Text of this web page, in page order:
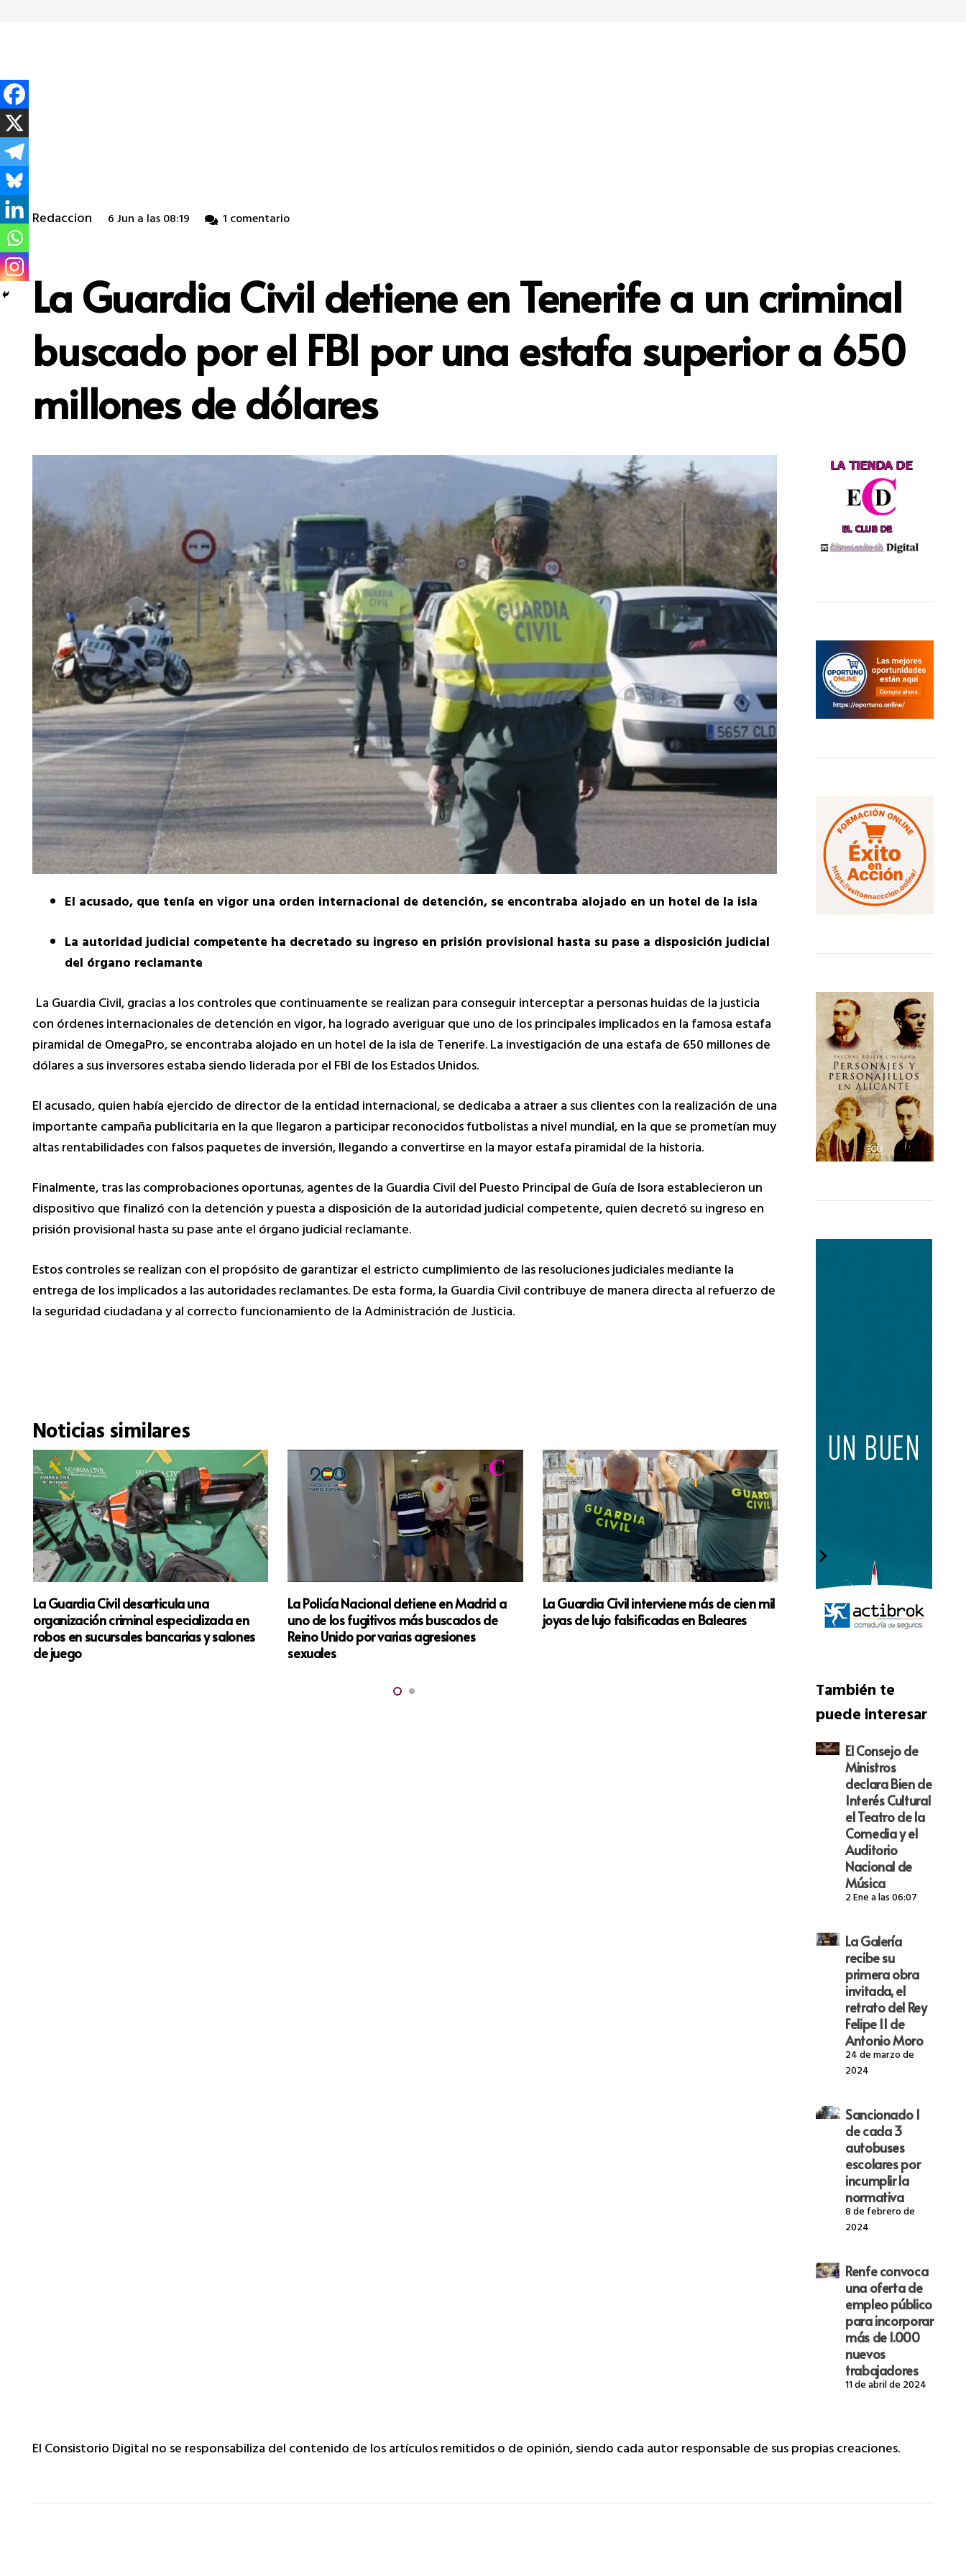
Redaccion 6 Jun a las 08:19 1comentario
La Guardia Civil detiene en Tenerife a un criminal
buscado por el FBI por una estafa superior a 650
millones de dólares
El acusado, que tenía en vigor una orden internacional de detención, se encontraba alojado en un hotel de la isla
La autoridad judicial competente ha decretado su ingreso en prisión provisional hasta su pase a disposición judicial
del órgano reclamante
La Guardia Civil, gracias a los controles que continuamente se realizan para conseguir interceptar a personas huidas de la justicia
con órdenes internacionales de detención en vigor, ha logrado averiguar que uno de los principales implicados en la famosa estafa
piramidal de OmegaPro, se encontraba alojado en un hotel de la isla de Tenerife. La investigación de una estafa de 650 millones de
dólares a sus inversores estaba siendo liderada por el FBI de los Estados Unidos.
El acusado, quien había ejercido de director de la entidad internacional, se dedicaba a atraer a sus clientes con la realización de una
importante campaña publicitaria en la que llegaron a participar reconocidos futbolistas a nivel mundial, en la que se prometían muy
altas rentabilidades con falsos paquetes de inversión, llegando a convertirse en la mayor estafa piramidal de la historia.
Finalmente, tras las comprobaciones oportunas, agentes de la Guardia Civil del Puesto Principal de Guía de Isora establecieron un
dispositivo que finalizó con la detención y puesta a disposición de la autoridad judicial competente, quien decretó su ingreso en
prisión provisional hasta su pase ante el órgano judicial reclamante.
Estos controles se realizan con el propósito de garantizar el estricto cumplimiento de las resoluciones judiciales mediante la
entrega de los implicados a las autoridades reclamantes. De esta forma, la Guardia Civil contribuye de manera directa al refuerzo de
la seguridad ciudadana y al correcto funcionamiento de la Administración de Justicia.
Noticias similares
La Guardia Civil desarticula una
organización criminal especializada en
robos en sucursales bancarias y salones
de juego
La Policía Nacional detiene en Madrid a
uno de los fugitivos más buscados de
Reino Unido por varias agresiones
sexuales
La Guardia Civil interviene más de cien mil
joyas de lujo falsificadas en Baleares
La Policía Nacional y los
d’Esquadra Devuelven un
También te
puede interesar
El Consejo de
Ministros
declara Bien de
Interés Cultural
el Teatro de la
Comedia y el
Auditorio
Nacional de
Música
2 Ene a las 06:07
La Galería
recibe su
primera obra
invitada, el
retrato del Rey
Felipe II de
Antonio Moro
24 de marzo de
2024
Sancionado 1
de cada 3
autobuses
escolares por
incumplir la
normativa
8 de febrero de
2024
Renfe convoca
una oferta de
empleo público
para incorporar
más de 1.000
nuevos
trabajadores
11 de abril de 2024
El Consistorio Digital no se responsabiliza del contenido de los artículos remitidos o de opinión, siendo cada autor responsable de sus propias creaciones.